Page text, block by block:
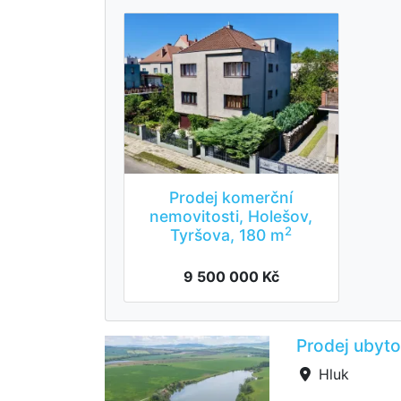
Prodej komerční
nemovitosti, Holešov,
Tyršova, 180 m2
9 500 000 Kč
Prodej
Hluk